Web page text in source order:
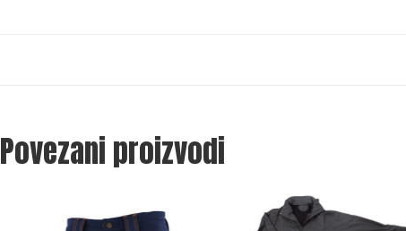
Povezani proizvodi